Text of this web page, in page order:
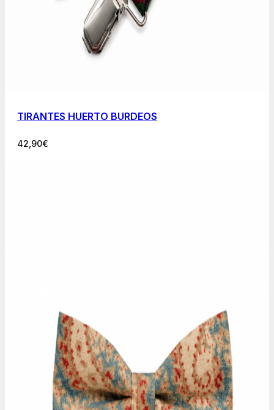
TIRANTES HUERTO BURDEOS
42,90€